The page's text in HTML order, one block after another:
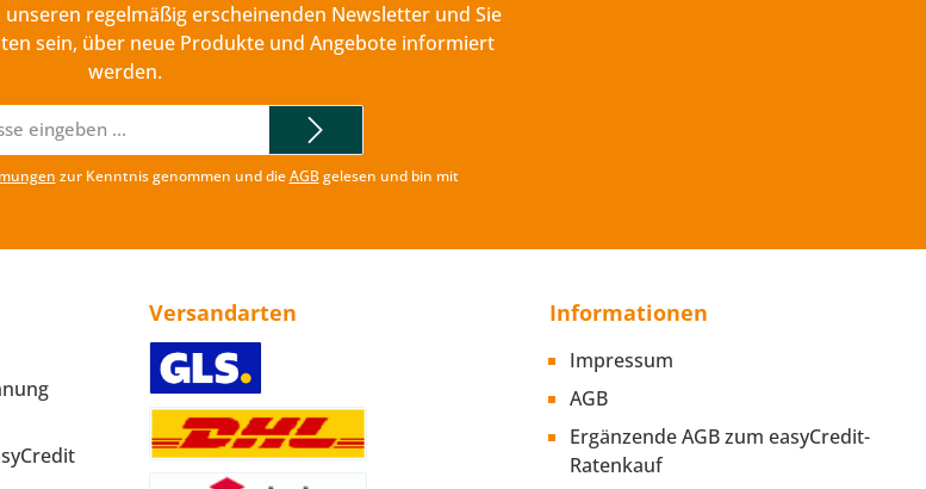
regelmäßig erscheinenden Newsletter und Sie
sein, über neue Produkte und Angebote informiert
werden.
Mail-
Adresse*
zur Kenntnis genommen und dieAGBgelesen und bin mit
Versandarten Informationen
Impressum
AGB
Ergänzende AGB zum easyCredit-
Ratenkauf